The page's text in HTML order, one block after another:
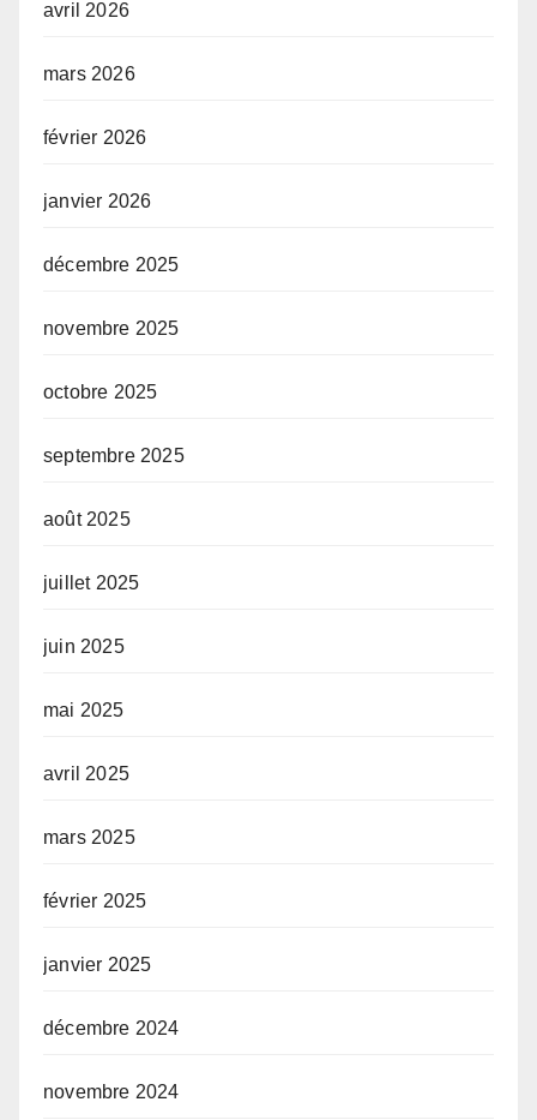
avril 2026
mars 2026
février 2026
janvier 2026
décembre 2025
novembre 2025
octobre 2025
septembre 2025
août 2025
juillet 2025
juin 2025
mai 2025
avril 2025
mars 2025
février 2025
janvier 2025
décembre 2024
novembre 2024